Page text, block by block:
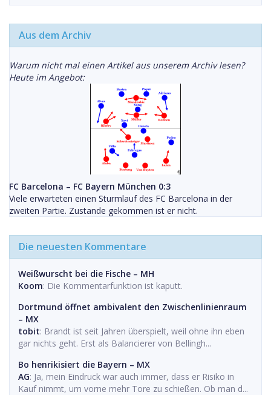
Aus dem Archiv
Warum nicht mal einen Artikel aus unserem Archiv lesen?
Heute im Angebot:
FC Barcelona – FC Bayern München 0:3
Viele erwarteten einen Sturmlauf des FC Barcelona in der
zweiten Partie. Zustande gekommen ist er nicht.
Die neuesten Kommentare
Weißwurscht bei die Fische – MH
Koom: Die Kommentarfunktion ist kaputt.
Dortmund öffnet ambivalent den Zwischenlinienraum
– MX
tobit: Brandt ist seit Jahren überspielt, weil ohne ihn eben
gar nichts geht. Erst als Balancierer von Bellingh...
Bo henrikisiert die Bayern – MX
AG: Ja, mein Eindruck war auch immer, dass er Risiko in
Kauf nimmt, um vorne mehr Tore zu schießen. Ob man d...